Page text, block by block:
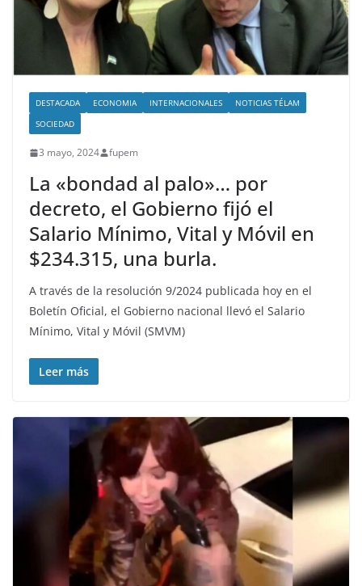
DESTACADA ECONOMIA INTERNACIONALES
NOTICIAS TÉLAM
SOCIEDAD
3 mayo, 2024 fupem
La «bondad al palo»… por
decreto, el Gobierno fijó el
Salario Mínimo, Vital y Móvil en
$234.315, una burla.
A través de la resolución 9/2024 publicada hoy en el
Boletín Oficial, el Gobierno nacional llevó el Salario
Mínimo, Vital y Móvil (SMVM)
Leer más